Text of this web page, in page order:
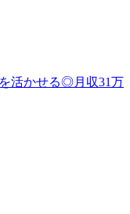
活かせる◎月収31万